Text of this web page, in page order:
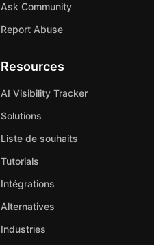
Ask Community
Report Abuse
Resources
AI Visibility Tracker
Solutions
Liste de souhaits
Tutorials
Intégrations
Alternatives
Industries